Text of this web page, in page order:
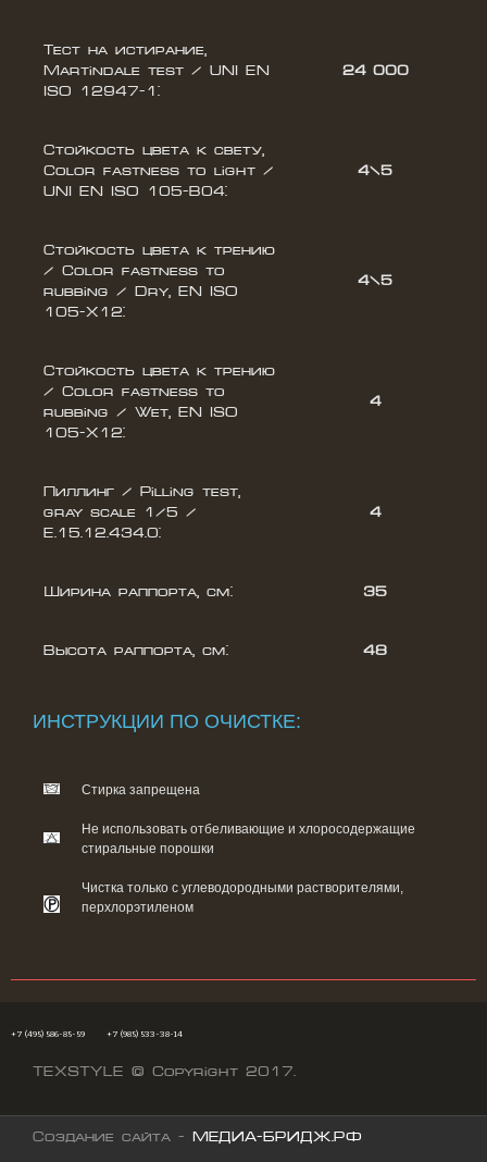
Тест на истирание,
Martindale test / UNI EN
ISO 12947-1:
24 000
Стойкость цвета к свету,
Color fastness to light /
UNI EN ISO 105-B04:
4\5
Стойкость цвета к трению
/ Color fastness to
rubbing / Dry, EN ISO
105-X12:
4\5
Стойкость цвета к трению
/ Color fastness to
rubbing / Wet, EN ISO
105-X12:
4
Пиллинг / Pilling test,
gray scale 1/5 /
E.15.12.434.0:
4
Ширина раппорта, cм: 35
Высота раппорта, cм: 48
ИНСТРУКЦИИ ПО ОЧИСТКЕ:
Стирка запрещена
Не использовать отбеливающие и хлоросодержащие
стиральные порошки
Чистка только с углеводородными растворителями,
перхлорэтиленом
+7 (495) 586-85-59 +7 (985) 533-38-14
TEXSTYLE © Copyright 2017.
Создание сайта - МЕДИА-БРИДЖ.РФ